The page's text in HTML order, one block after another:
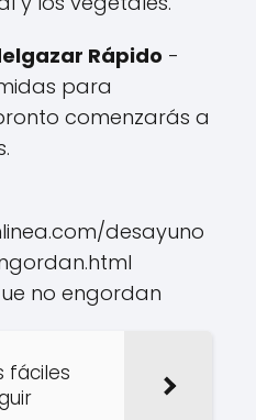
Rápido -
para
comenzarás a
desayuno
no engordan
fáciles